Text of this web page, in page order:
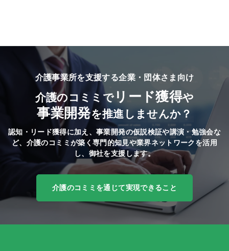
介護事業所を支援する企業・団体さま向け
介護のコミミでリード獲得や
事業開発を推進しませんか？
認知・リード獲得に加え、事業開発の仮説検証や講演・勉強会な
ど、 介護のコミミが築く専門的知見や業界ネットワークを活用
し、御社を支援します。
介護のコミミを通じて実現できること